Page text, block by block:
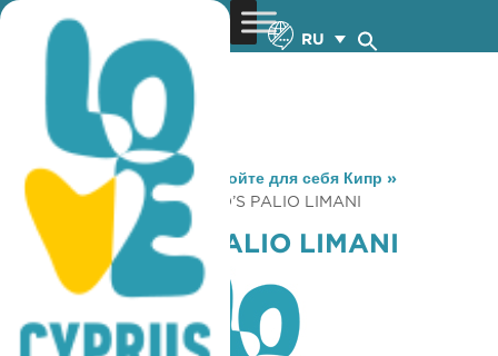
RU
You are here: Home »Откройте для себя Кипр »
Gastronomy
» MC DONALD’S PALIO LIMANI
MC DONALD’S PALIO LIMANI